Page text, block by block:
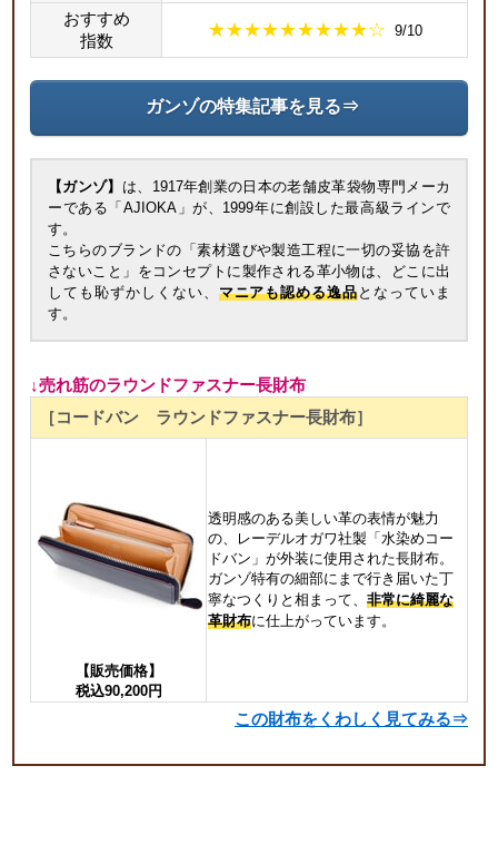
おすすめ
指数
★★★★★★★★★☆ 9/10
ガンゾの特集記事を見る⇒
【ガンゾ】 は、1917年創業の日本の老舗皮革袋物専門メーカ
ーである「AJIOKA」が、1999年に創設した最高級ラインで
す。
こちらのブランドの「素材選びや製造工程に一切の妥協を許
さないこと」をコンセプトに製作される革小物は、どこに出
しても恥ずかしくない、 マニアも認める逸品となっていま
す。
↓売れ筋のラウンドファスナー長財布
［コードバン ラウンドファスナー長財布］
【販売価格】
税込90,200円
透明感のある美しい革の表情が魅力
の、レーデルオガワ社製「水染めコー
ドバン」が外装に使用された長財布。
ガンゾ特有の細部にまで行き届いた丁
寧なつくりと相まって、 非常に綺麗な
革財布に仕上がっています。
この財布をくわしく見てみる⇒